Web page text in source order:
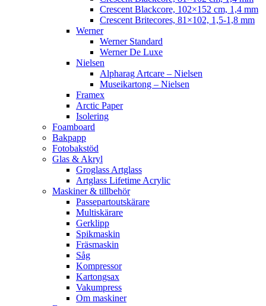
Crescent Blackcore, 102×152 cm, 1,4 mm
Crescent Britecores, 81×102, 1,5-1,8 mm
Werner
Werner Standard
Werner De Luxe
Nielsen
Alpharag Artcare – Nielsen
Museikartong – Nielsen
Framex
Arctic Paper
Isolering
Foamboard
Bakpapp
Fotobakstöd
Glas & Akryl
Groglass Artglass
Artglass Lifetime Acrylic
Maskiner & tillbehör
Passepartoutskärare
Multiskärare
Gerklipp
Spikmaskin
Fräsmaskin
Såg
Kompressor
Kartongsax
Vakumpress
Om maskiner